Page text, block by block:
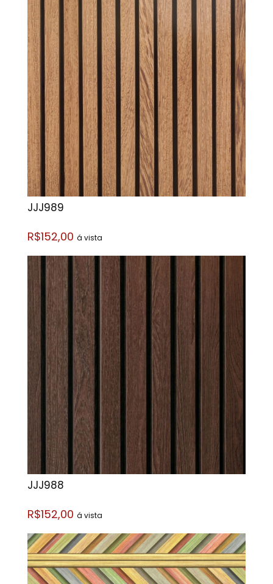
JJJ989
R$152,00 á vista
JJJ988
R$152,00 á vista